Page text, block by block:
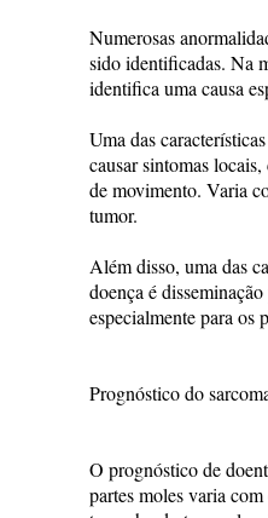
Numerosas
sido identificadas. Na
identifica uma causa
Uma das
causar sintomas
de movimento. Varia
tumor.
Além disso, uma das
doença é
especialmente para os
Prognóstico do
O prognóstico de
partes moles varia